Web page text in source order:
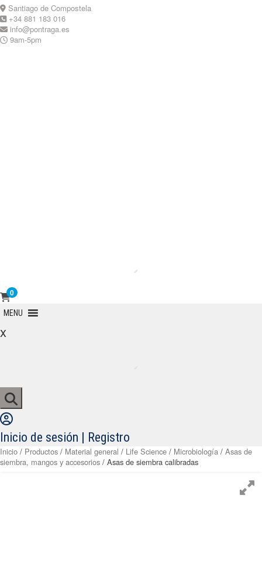
Skip
to
content
Santiago de Compostela
+34 881 183 016
info@pontraga.es
9am-5pm
0
Primary
MENU
x
Inicio de sesión | Registro
Inicio / Productos / Material general / Life Science / Microbiología / Asas de
siembra, mangos y accesorios / Asas de siembra calibradas